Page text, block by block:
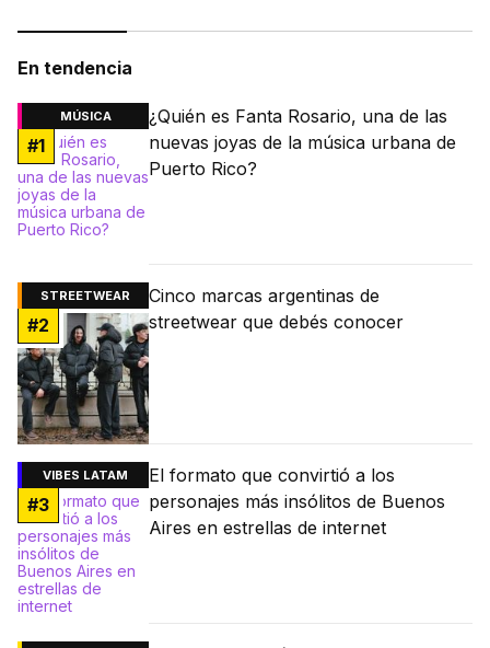
En tendencia
MÚSICA
#1
¿Quién es Fanta Rosario, una de las
nuevas joyas de la música urbana de
Puerto Rico?
STREETWEAR
#2
Cinco marcas argentinas de
streetwear que debés conocer
VIBES LATAM
#3
El formato que convirtió a los
personajes más insólitos de Buenos
Aires en estrellas de internet